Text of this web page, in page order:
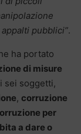
pubblici”.
ha portato
di misure
sei soggetti,
, corruzione
per
a dare o